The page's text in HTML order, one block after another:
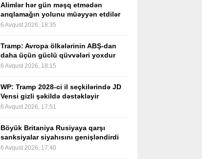
Alimlər hər gün məşq etmədən
arıqlamağın yolunu müəyyən etdilər
6 Avqust 2026, 18:35
Tramp: Avropa ölkələrinin ABŞ-dan
daha üçün güclü qüvvələri yoxdur
6 Avqust 2026, 18:15
WP: Tramp 2028-ci il seçkilərində JD
Vensi gizli şəkildə dəstəkləyir
6 Avqust 2026, 17:51
Böyük Britaniya Rusiyaya qarşı
sanksiyalar siyahısını genişləndirdi
6 Avqust 2026, 17:40